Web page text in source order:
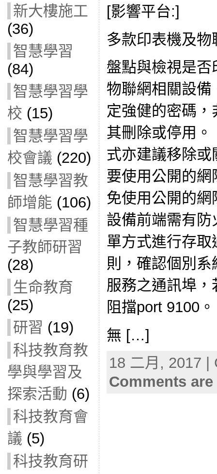
新大樓施工
(36)
智慧學習
(84)
智慧學習學
校 (15)
智慧學習學
校會議 (220)
智慧學習教
師增能 (106)
智慧學習種
子教師研習
(28)
生命教育
(25)
研習 (19)
科技教育教
學與學習及
探索活動 (6)
科技教育會
議 (5)
科技教育研
[影響平台:]
多款印表機及
盤點與檢視是
物聯網相關設
定強健的密碼
其刪除或停用
式亦建議移除
要使用公開的
免使用公開的
設備前端需有
單方式進行存
則，確認個別
服務之通訊埠
阻擋port 9100
無 […]
18 二月, 2017
Comments